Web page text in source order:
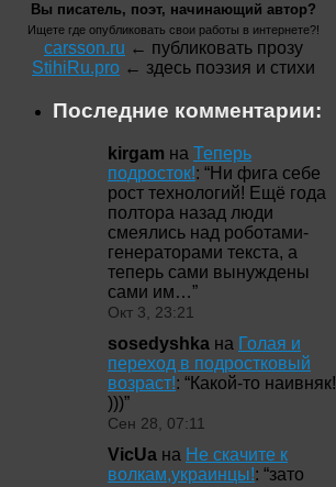
Вы писатель, поэт, начинающий автор?
Ищете где опубликовать свои работы в интернете?!
carsson.ru ← публиковать прозу
StihiRu.pro ← здесь поэзия и стихи
Последние комментарии:
kirgam на Теперь
подросток!: “Ни фига себе
рост технологий! Ещё года
полтора назад люди
смеялись над роботами-
генераторами текста, а
теперь сами вынуждены
сами им…”
Окт 3, 23:21
sosedyshka на Голая и
переход в подростковый
возраст!: “Какой-то наивняк!
)))”
Сен 28, 07:11
VicUa на Не скачите к
волкам,украинцы!: “зато